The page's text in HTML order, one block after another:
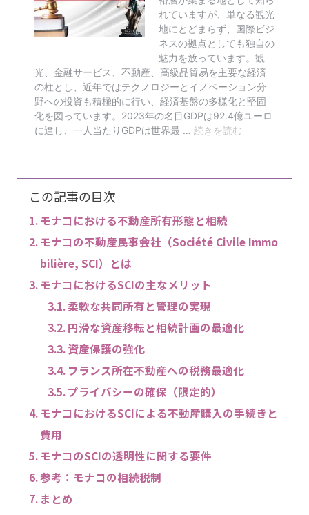
この記事の目次
モナコにおける不動産所有形態と相続
モナコの不動産民事会社（Société Civile Immo
bilière, SCI）とは
モナコにおけるSCIの主なメリット
柔軟な共同所有と管理の実現
円滑な資産移転と相続計画の最適化
資産保護の強化
フランス所在不動産への税務最適化
プライバシーの確保（限定的）
モナコにおけるSCIによる不動産購入の手続きと
費用
モナコのSCIの透明性に関する要件
参考：モナコの相続税制
まとめ